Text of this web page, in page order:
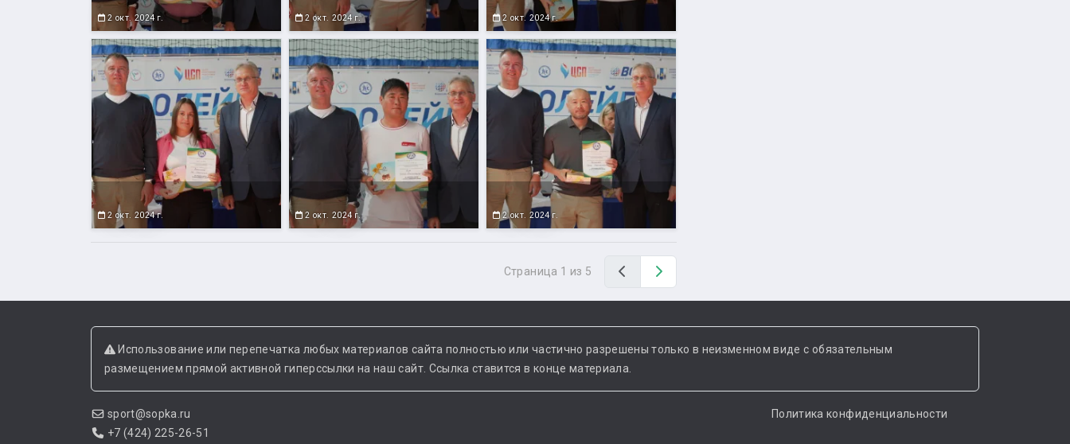
2 окт. 2024 г. 2 окт. 2024 г. 2 окт. 2024 г.
2 окт. 2024 г. 2 окт. 2024 г. 2 окт. 2024 г.
Страница 1 из 5 Назад
Использование или перепечатка любых материалов сайта полностью или частично разрешены только в неизменном виде с обязательным
размещением прямой активной гиперссылки на наш сайт. Ссылка ставится в конце материала.
sport@sopka.ru
+7 (424) 225-26-51
Политика конфиденциальности